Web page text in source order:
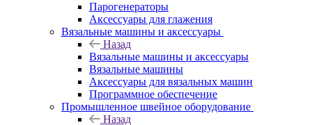
Парогенераторы
Аксессуары для глажения
Вязальные машины и аксессуары
Назад
Вязальные машины и аксессуары
Вязальные машины
Аксессуары для вязальных машин
Программное обеспечение
Промышленное швейное оборудование
Назад